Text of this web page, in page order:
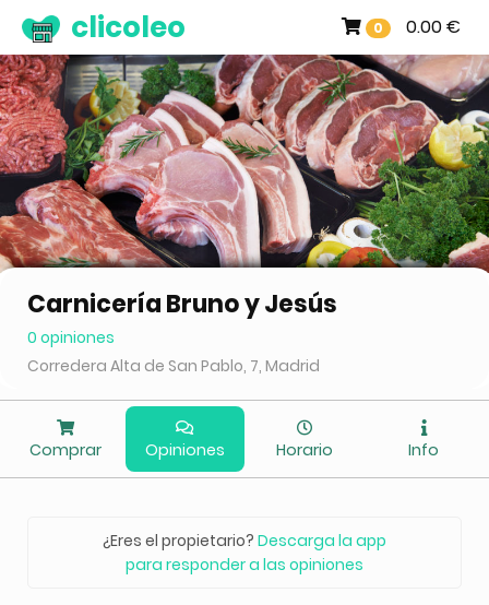
0 0.00 €
clicoleo
Carnicería Bruno y Jesús
0 opiniones
Corredera Alta de San Pablo, 7, Madrid
Comprar Opiniones Horario Info
¿Eres el propietario? Descarga la app
para responder a las opiniones